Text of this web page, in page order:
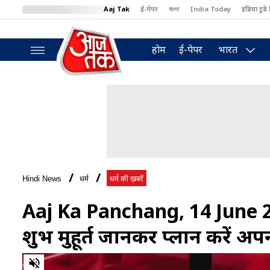
Aaj Tak ई-पेपर বাংলা India Today इंडिया टुडे
BT Bazaar
होम ई-पेपर भारत
Hindi News धर्म धर्म की ख़बरें
Aaj Ka Panchang, 14 June
शुभ मुहूर्त जानकर प्लान करें
0
of